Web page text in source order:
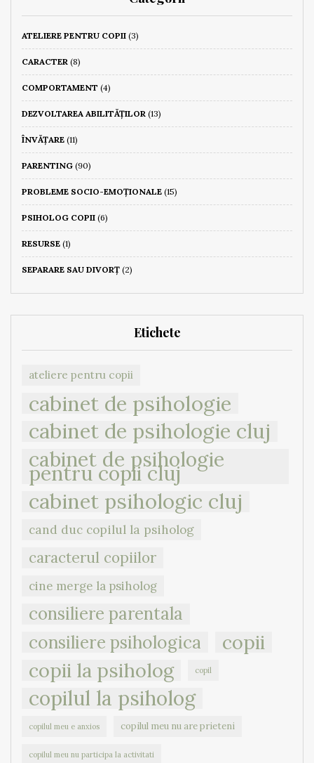
ATELIERE PENTRU COPII (3)
CARACTER (8)
COMPORTAMENT (4)
DEZVOLTAREA ABILITĂȚILOR (13)
ÎNVĂȚARE (11)
PARENTING (90)
PROBLEME SOCIO-EMOȚIONALE (15)
PSIHOLOG COPII (6)
RESURSE (1)
SEPARARE SAU DIVORȚ (2)
Etichete
ateliere pentru copii
cabinet de psihologie
cabinet de psihologie cluj
cabinet de psihologie
pentru copii cluj
cabinet psihologic cluj
cand duc copilul la psiholog
caracterul copiilor
cine merge la psiholog
consiliere parentala
consiliere psihologica copii
copii la psiholog copil
copilul la psiholog
copilul meu e anxios copilul meu nu are prieteni
copilul meu nu participa la activitati